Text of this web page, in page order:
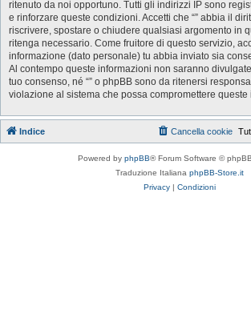
ritenuto da noi opportuno. Tutti gli indirizzi IP sono
e rinforzare queste condizioni. Accetti che “” abbia il
riscrivere, spostare o chiudere qualsiasi argomento in
ritenga necessario. Come fruitore di questo servizio,
informazione (dato personale) tu abbia inviato sia
Al contempo queste informazioni non saranno
tuo consenso, né “” o phpBB sono da ritenersi
violazione al sistema che possa compromettere queste
Indice Cancella cookie
Powered by phpBB® Forum Software ©
Traduzione Italiana phpBB-Store.it
Privacy | Condizioni